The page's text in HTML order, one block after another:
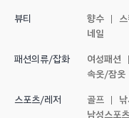
뷰티 향수
네일
패션의류/잡화 여성패션
속옷/잠옷
스포츠/레저 골프 낚
남성스포